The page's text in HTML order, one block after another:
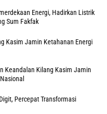
Energi, Hadirkan Listrik
Sum Fakfak
Keandalan Kilang Kasim Jamin